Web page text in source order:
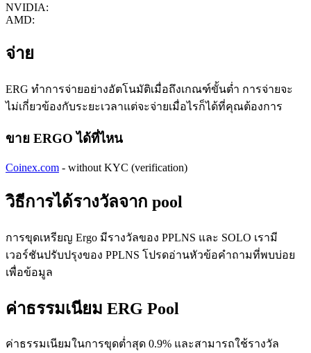
NVIDIA:
AMD:
จ่าย
ERG ทำการจ่ายอย่างอัตโนมัติเมื่อถึงเกณฑ์ขั้นต่ำ การจ่ายจะ
ไม่เกี่ยวข้องกับระยะเวลาแต่จะจ่ายเมื่อไรก็ได้ที่คุณต้องการ
ขาย ERGO ได้ที่ไหน
Coinex.com - without KYC (verification)
วิธีการได้รางวัลจาก pool
การขุดเหรียญ Ergo มีรางวัลของ PPLNS และ SOLO เรามี
เวอร์ชันปรับปรุงของ PPLNS โปรดอ่านหัวข้อคำถามที่พบบ่อย
เพื่อข้อมูล
ค่าธรรมเนียม ERG Pool
ค่าธรรมเนียมในการขุดต่ำสุด 0.9% และสามารถใช้รางวัล